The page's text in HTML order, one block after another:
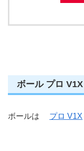
ボール プロ
ボールは プロ V1X